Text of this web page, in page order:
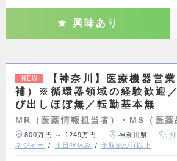
興味あり
NEW
【神奈川】医療機器営
補）※循環器領域の経験歓迎
び出しほぼ無／転勤基本無
MR（医薬情報担当者）・MS（医薬
800万円 ～ 1249万円 神奈川県
ネジャー
土日祝休み 年収600万以上